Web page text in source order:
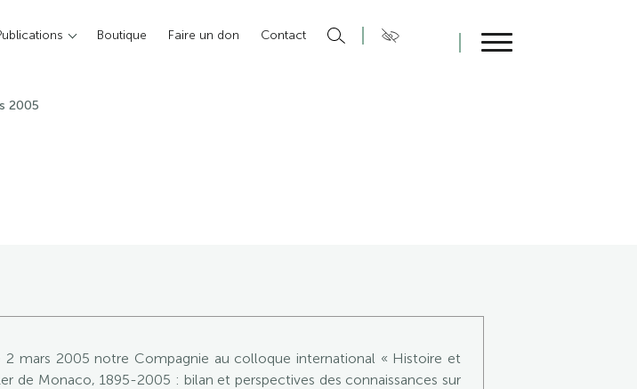
Boutique Faire un don
Contact
2005
2 mars 2005 notre Compagnie au colloque international « Histoire et
de Monaco, 1895-2005 : bilan et perspectives des connaissances sur